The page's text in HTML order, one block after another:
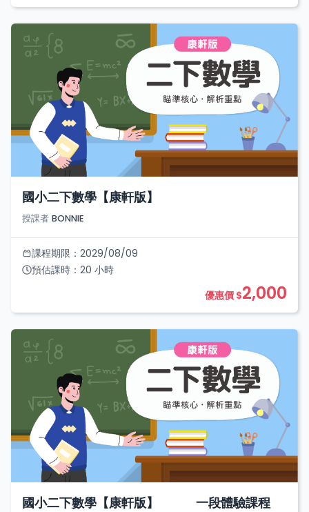
國小二下數學【康軒版】
授課者 BONNIE
課程期限： 2029/08/09
預估課時： 20 小時
優惠價 $2,000
國小二下數學【康軒版】 一段體驗課程